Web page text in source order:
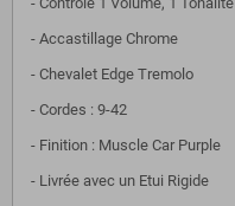
- Accastillage Chrome
- Chevalet Edge Tremolo
- Cordes : 9-42
- Finition : Muscle Car Purple
- Livrée avec un Etui Rigide